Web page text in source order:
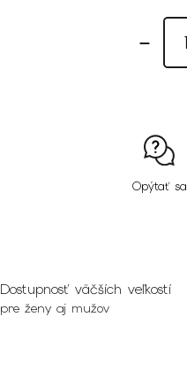
Opýtať sa
Dostupnosť väčších veľkostí
pre ženy aj mužov